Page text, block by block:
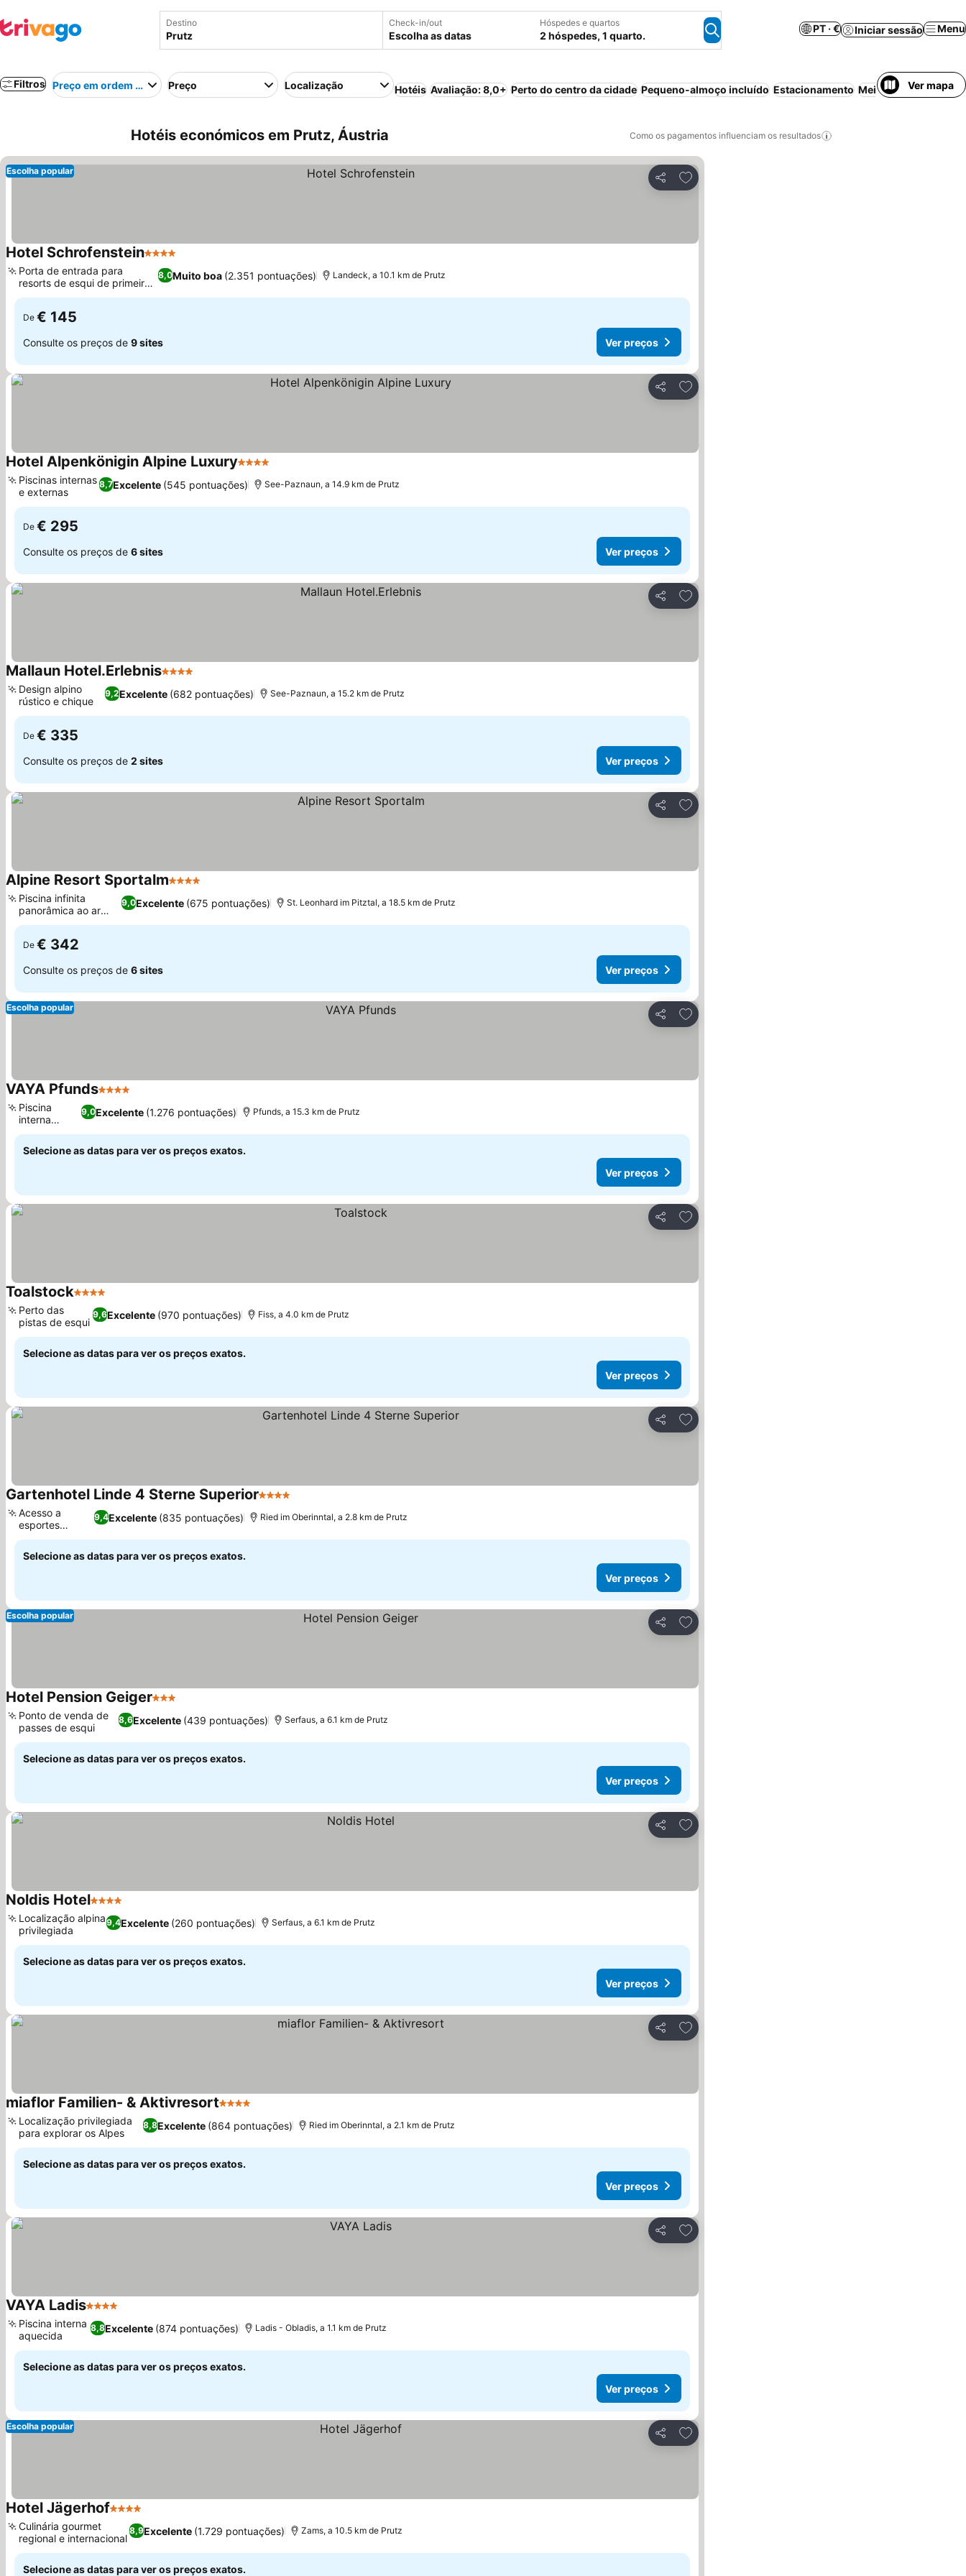
Destino Check-in/out
Escolha as datas
Hóspedes e quartos
2 hóspedes, 1 quarto.
PT · € Iniciar sessão Menu
Filtros Preço em ordem crescentePreço Localização Hotéis Avaliação: 8,0+ Perto do centro da cidade Pequeno-almoço incluído Estacionamento Meia-pensãoVer mapa
Hotéis económicos em Prutz, Áustria Como os pagamentos influenciam os resultados
Partilhar
Adicionar aos favoritos
Escolha popular
Hotel Schrofenstein4 Estrelas
8,0Muito boa (2.351 pontuações)
Porta de entrada para
resorts de esqui de primeira
linha
Landeck, a 10.1 km de Prutz
De € 145
Consulte os preços de 9 sites Ver preços
Partilhar
Adicionar aos favoritos
Hotel Alpenkönigin Alpine Luxury4 Estrelas
8,7Excelente (545 pontuações)
Piscinas internas
e externas
See-Paznaun, a 14.9 km de Prutz
De € 295
Consulte os preços de 6 sites Ver preços
Partilhar
Adicionar aos favoritos
Mallaun Hotel.Erlebnis4 Estrelas
9,2Excelente (682 pontuações)
Design alpino
rústico e chique
See-Paznaun, a 15.2 km de Prutz
De € 335
Consulte os preços de 2 sites Ver preços
Partilhar
Adicionar aos favoritos
Alpine Resort Sportalm4 Estrelas
9,0Excelente (675 pontuações)
Piscina infinita
panorâmica ao ar
livre
St. Leonhard im Pitztal, a 18.5 km de Prutz
De € 342
Consulte os preços de 6 sites Ver preços
Partilhar
Adicionar aos favoritos
Escolha popular
VAYA Pfunds4 Estrelas
9,0Excelente (1.276 pontuações)
Piscina
interna
ampla
Pfunds, a 15.3 km de Prutz
Selecione as datas para ver os preços exatos.
Ver preços
Partilhar
Adicionar aos favoritos
Toalstock4 Estrelas
9,6Excelente (970 pontuações)
Perto das
pistas de esqui
Fiss, a 4.0 km de Prutz
Selecione as datas para ver os preços exatos.
Ver preços
Partilhar
Adicionar aos favoritos
Gartenhotel Linde 4 Sterne Superior4 Estrelas
9,4Excelente (835 pontuações)
Acesso a
esportes
alpinos
Ried im Oberinntal, a 2.8 km de Prutz
Selecione as datas para ver os preços exatos.
Ver preços
Partilhar
Adicionar aos favoritos
Escolha popular
Hotel Pension Geiger3 Estrelas
8,6Excelente (439 pontuações)
Ponto de venda de
passes de esqui
Serfaus, a 6.1 km de Prutz
Selecione as datas para ver os preços exatos.
Ver preços
Partilhar
Adicionar aos favoritos
Noldis Hotel4 Estrelas
9,4Excelente (260 pontuações)
Localização alpina
privilegiada
Serfaus, a 6.1 km de Prutz
Selecione as datas para ver os preços exatos.
Ver preços
Partilhar
Adicionar aos favoritos
miaflor Familien- & Aktivresort4 Estrelas
8,8Excelente (864 pontuações)
Localização privilegiada
para explorar os Alpes
Ried im Oberinntal, a 2.1 km de Prutz
Selecione as datas para ver os preços exatos.
Ver preços
Partilhar
Adicionar aos favoritos
VAYA Ladis4 Estrelas
8,8Excelente (874 pontuações)
Piscina interna
aquecida
Ladis - Obladis, a 1.1 km de Prutz
Selecione as datas para ver os preços exatos.
Ver preços
Partilhar
Adicionar aos favoritos
Escolha popular
Hotel Jägerhof4 Estrelas
8,9Excelente (1.729 pontuações)
Culinária gourmet
regional e internacional
Zams, a 10.5 km de Prutz
Selecione as datas para ver os preços exatos.